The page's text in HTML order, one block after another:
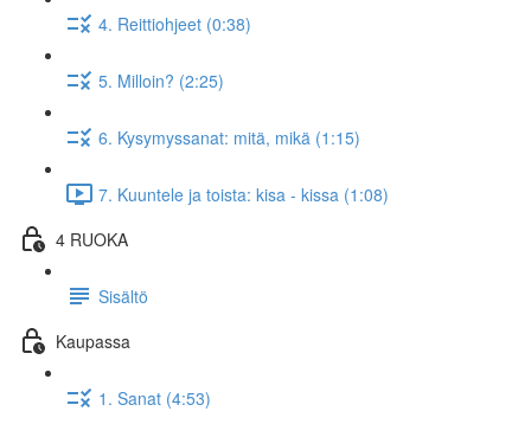
4. Reittiohjeet (0:38)
5. Milloin? (2:25)
6. Kysymyssanat: mitä, mikä (1:15)
7. Kuuntele ja toista: kisa - kissa (1:08)
4 RUOKA
Sisältö
Kaupassa
1. Sanat (4:53)